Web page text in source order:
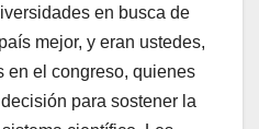
en busca de
mejor, y eran ustedes,
en el congreso, quienes
para sostener la